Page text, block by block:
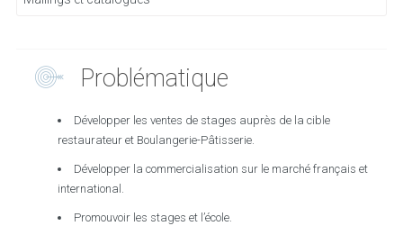
Problématique
Développer les ventes de stages auprès de la cible
restaurateur et Boulangerie-Pâtisserie.
Développer la commercialisation sur le marché français et
international.
Promouvoir les stages et l’école.